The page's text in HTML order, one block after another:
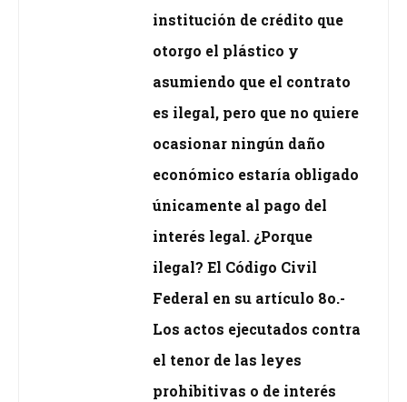
institución de crédito que
otorgo el plástico y
asumiendo que el contrato
es ilegal, pero que no quiere
ocasionar ningún daño
económico estaría obligado
únicamente al pago del
interés legal. ¿Porque
ilegal? El Código Civil
Federal en su artículo 8o.-
Los actos ejecutados contra
el tenor de las leyes
prohibitivas o de interés